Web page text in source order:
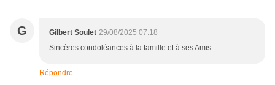
G Gilbert Soulet 29/08/2025 07:18
Sincères condoléances à la famille et à ses Amis.
Répondre